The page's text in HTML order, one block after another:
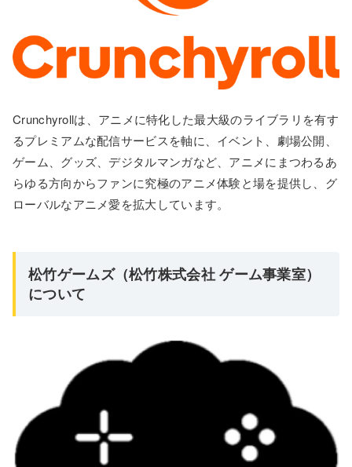
Crunchyrollは、アニメに特化した最大級のライブラリを有す
るプレミアムな配信サービスを軸に、イベント、劇場公開、
ゲーム、グッズ、デジタルマンガなど、アニメにまつわるあ
らゆる方向からファンに究極のアニメ体験と場を提供し、グ
ローバルなアニメ愛を拡大しています。
松竹ゲームズ（松竹株式会社 ゲーム事業室）
について